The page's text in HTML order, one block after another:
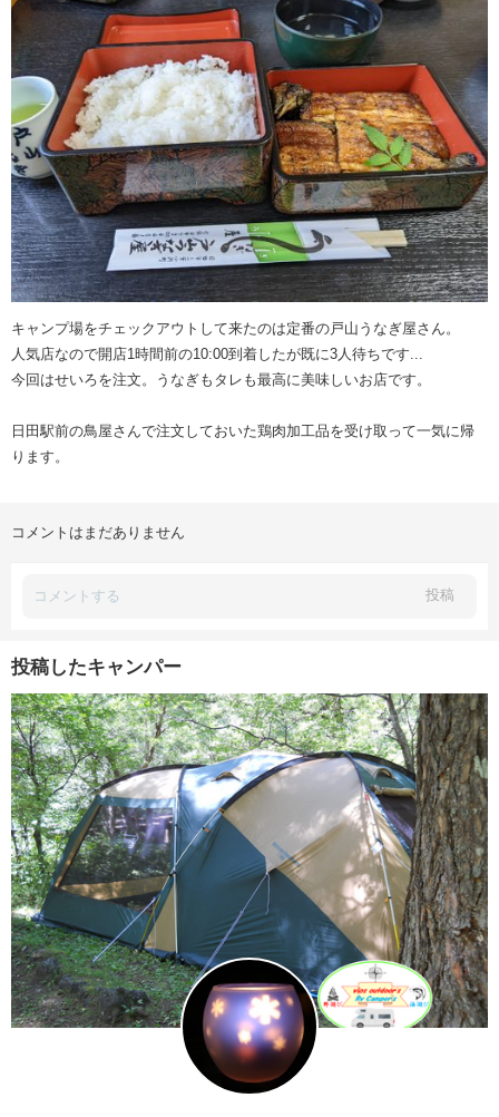
キャンプ場をチェックアウトして来たのは定番の戸山うなぎ屋さん。
人気店なので開店1時間前の10:00到着したが既に3人待ちです...
今回はせいろを注文。うなぎもタレも最高に美味しいお店です。
日田駅前の鳥屋さんで注文しておいた鶏肉加工品を受け取って一気に帰
ります。
コメントはまだありません
投稿
投稿したキャンパー